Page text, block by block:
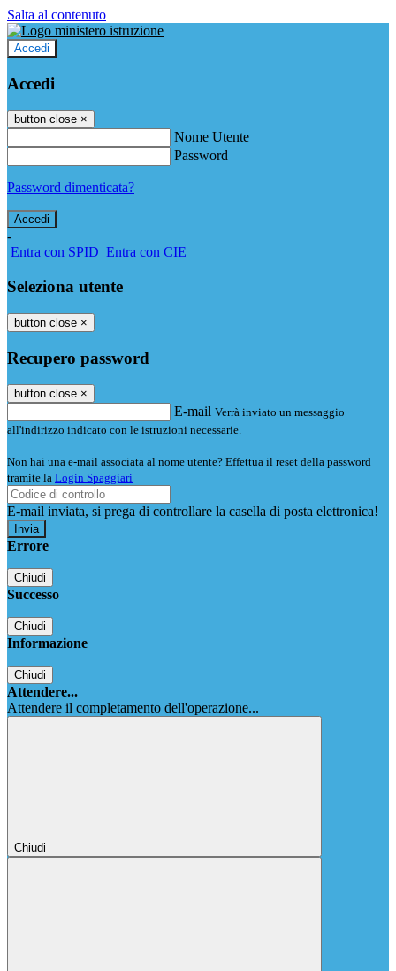
Salta al contenuto
Accedi
Accedi
button close ×
Nome Utente
Password
Password dimenticata?
-
Entra con SPID Entra con CIE
Seleziona utente
button close ×
Recupero password
button close ×
E-mail Verrà inviato un messaggio
all'indirizzo indicato con le istruzioni necessarie.
Non hai una e-mail associata al nome utente? Effettua il reset della password
tramite la Login Spaggiari
E-mail inviata, si prega di controllare la casella di posta elettronica!
Errore
Chiudi
Successo
Chiudi
Informazione
Chiudi
Attendere...
Attendere il completamento dell'operazione...
Chiudi